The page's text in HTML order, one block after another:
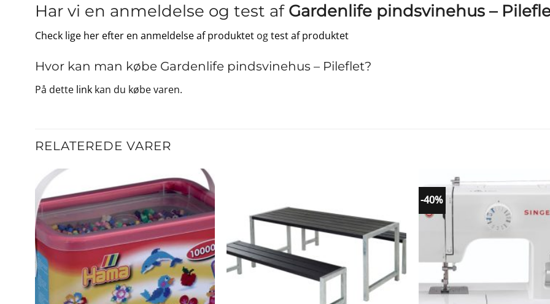
Har vi en anmeldelse og test af Gardenlife pindsvinehus –
Check lige her efter en anmeldelse af produktet ogtest af produktet
Hvor kan man købe Gardenlife pindsvinehus – Pileflet?
På dette link kan du købe varen.
RELATEREDE VARER
-40%